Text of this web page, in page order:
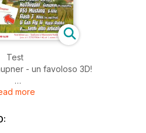
Test
- un favoloso 3D!
more